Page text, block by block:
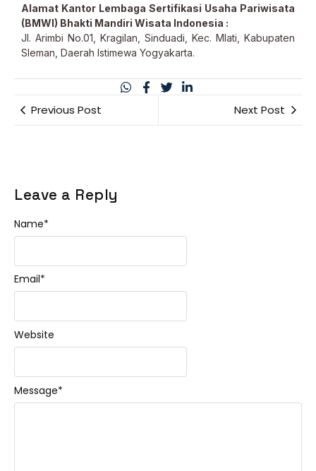
Alamat Kantor Lembaga Sertifikasi Usaha Pariwisata
(BMWI) Bhakti Mandiri Wisata Indonesia :
Jl. Arimbi No.01, Kragilan, Sinduadi, Kec. Mlati, Kabupaten
Sleman, Daerah Istimewa Yogyakarta.
Previous Post Next Post
Leave a Reply
Message*
Name*
Email*
Website